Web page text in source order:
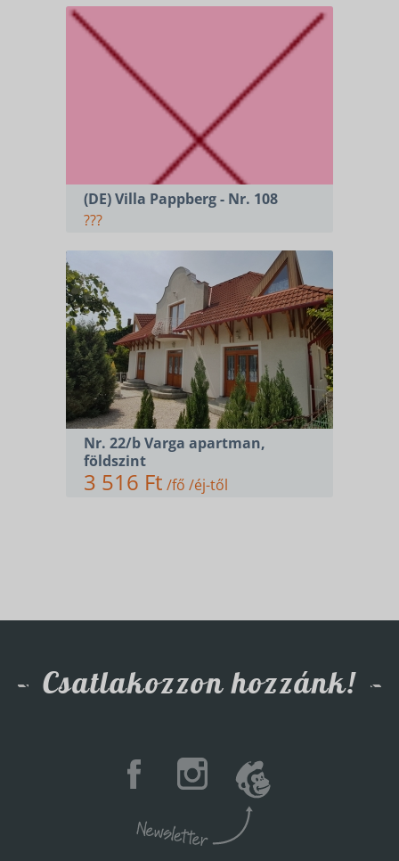
(DE) Villa Pappberg - Nr. 108
???
Nr. 22/b Varga apartman,
földszint
3 516 Ft /fő /éj-től
Csatlakozzon hozzánk!